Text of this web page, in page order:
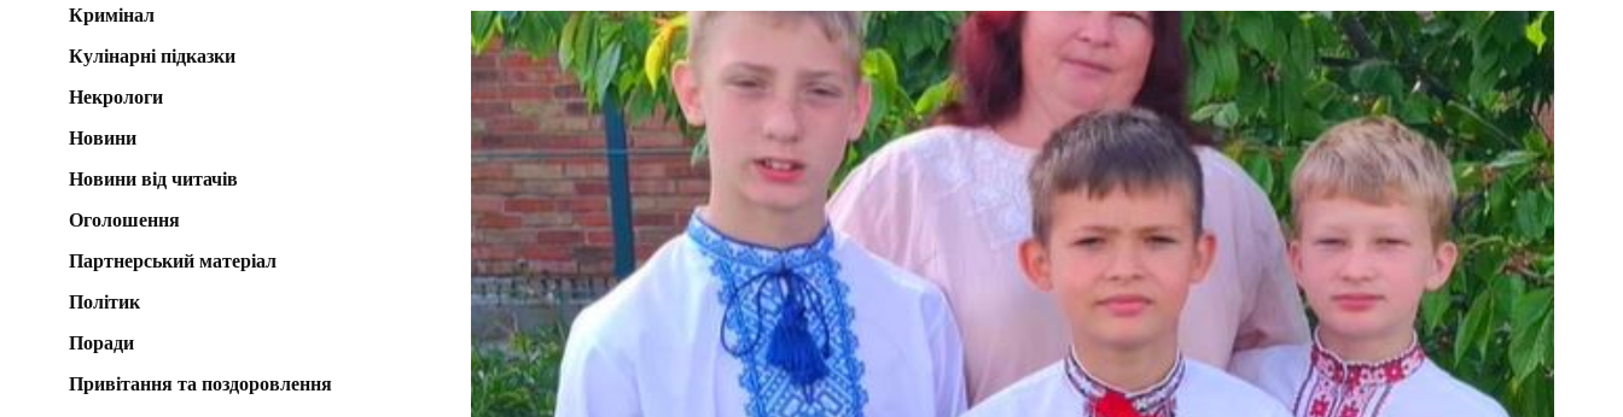
Кримінал
Кулінарні підказки
Некрологи
Новини
Новини від читачів
Оголошення
Партнерський матеріал
Політик
Поради
Привітання та поздоровлення